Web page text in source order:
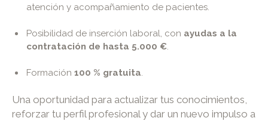
atención y acompañamiento de pacientes.
Posibilidad de inserción laboral, con ayudas a la
contratación de hasta 5.000 €.
Formación 100 % gratuita.
Una oportunidad para actualizar tus conocimientos,
reforzar tu perfil profesional y dar un nuevo impulso a